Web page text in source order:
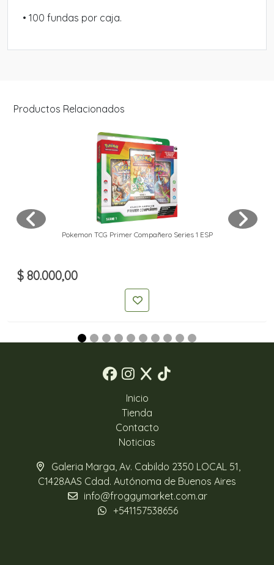
• 100 fundas por caja.
Productos Relacionados
Pokemon TCG Primer Compañero Series 1 ESP
$ 80.000,00
Inicio
Tienda
Contacto
Noticias
Galeria Marga, Av. Cabildo 2350 LOCAL 51,
C1428AAS Cdad. Autónoma de Buenos Aires
info@froggymarket.com.ar
+541157538656